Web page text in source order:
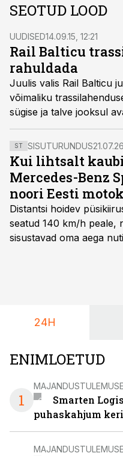
SEOTUD LOOD
UUDISED14.09.15, 12:21
Rail Balticu
rahuldada
Juulis valis Rail Balticu
võimaliku
sügise ja talve jooksul
Rail Balticu
Lindemann ütles ERRile,
väljatöötamine on pea
ST SISUTURUNDUS
Kui lihtsalt
Mercedes-Benz
noori Eesti
Distantsi hoidev
seatud 140 km/h peale,
sisustavad oma aega
24H
ENIMLOETUD
1
Smarten
puhaskahjum